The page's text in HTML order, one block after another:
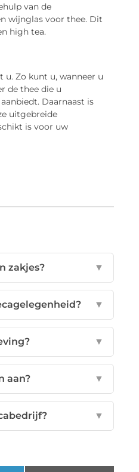
van de
wijnglas voor thee. Dit
high tea.
u. Zo kunt u, wanneer u
de thee die u
Daarnaast is
uitgebreide
is voor uw
zakjes? ▼
▼
▼
aan? ▼
▼